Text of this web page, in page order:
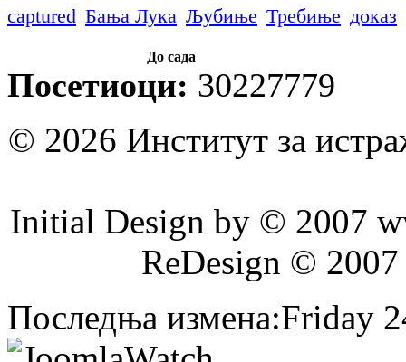
captured Бања Лука Љубиње Требиње доказ
До сада
Посетиоци: 30227779
© 2026 Институт за
Initial Design by © 2007
ReDesign ©
Последња измена:Friday